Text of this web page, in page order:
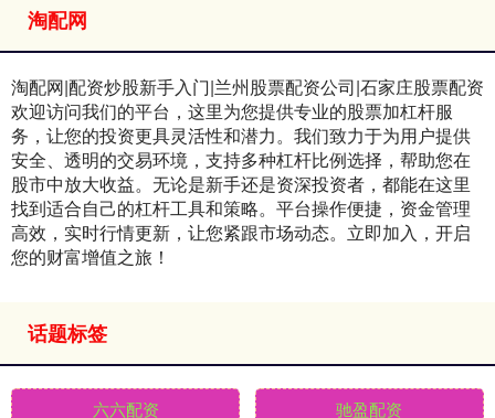
淘配网
淘配网|配资炒股新手入门|兰州股票配资公司|石家庄股票配资
欢迎访问我们的平台，这里为您提供专业的股票加杠杆服
务，让您的投资更具灵活性和潜力。我们致力于为用户提供
安全、透明的交易环境，支持多种杠杆比例选择，帮助您在
股市中放大收益。无论是新手还是资深投资者，都能在这里
找到适合自己的杠杆工具和策略。平台操作便捷，资金管理
高效，实时行情更新，让您紧跟市场动态。立即加入，开启
您的财富增值之旅！
话题标签
六六配资 驰盈配资